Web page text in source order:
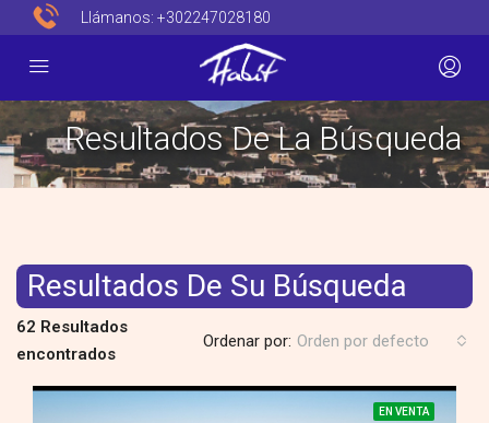
Llámanos: +302247028180
Resultados De La Búsqueda
Resultados De Su Búsqueda
62 Resultados
encontrados
Ordenar por: Orden por defecto
EN VENTA